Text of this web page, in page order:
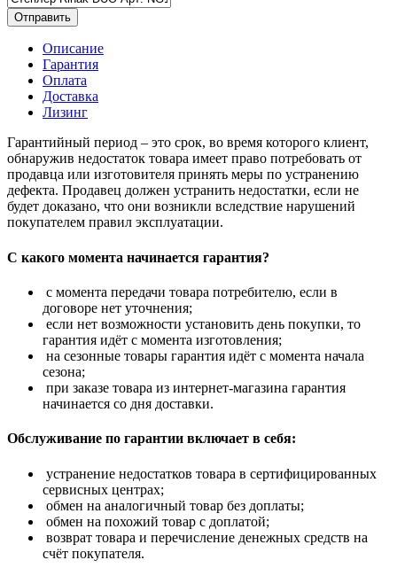
Отправить
Описание
Гарантия
Оплата
Доставка
Лизинг
Гарантийный период – это срок, во время которого клиент,
обнаружив недостаток товара имеет право потребовать от
продавца или изготовителя принять меры по устранению
дефекта. Продавец должен устранить недостатки, если не
будет доказано, что они возникли вследствие нарушений
покупателем правил эксплуатации.
С какого момента начинается гарантия?
с момента передачи товара потребителю, если в
договоре нет уточнения;
если нет возможности установить день покупки, то
гарантия идёт с момента изготовления;
на сезонные товары гарантия идёт с момента начала
сезона;
при заказе товара из интернет-магазина гарантия
начинается со дня доставки.
Обслуживание по гарантии включает в себя:
устранение недостатков товара в сертифицированных
сервисных центрах;
обмен на аналогичный товар без доплаты;
обмен на похожий товар с доплатой;
возврат товара и перечисление денежных средств на
счёт покупателя.